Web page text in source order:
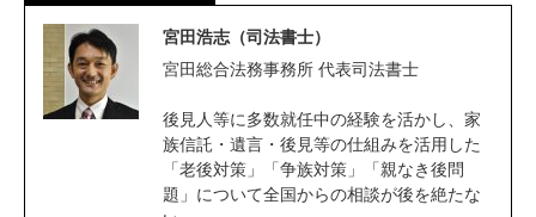
宮田浩志（司法書士）
宮田総合法務事務所 代表司法書士
後見人等に多数就任中の経験を活かし、家
族信託・遺言・後見等の仕組みを活用した
「老後対策」「争族対策」「親なき後問
題」について全国からの相談が後を絶たな